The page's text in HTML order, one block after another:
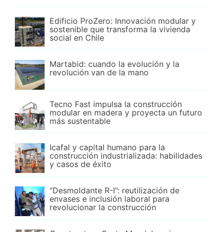
Edificio ProZero: Innovación modular y
sostenible que transforma la vivienda
social en Chile
Martabid: cuando la evolución y la
revolución van de la mano
Tecno Fast impulsa la construcción
modular en madera y proyecta un futuro
más sustentable
Icafal y capital humano para la
construcción industrializada: habilidades
y casos de éxito
“Desmoldante R-I”: reutilización de
envases e inclusión laboral para
revolucionar la construcción